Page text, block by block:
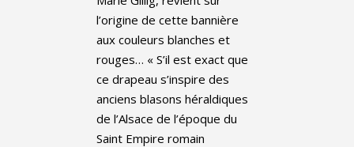
l’origine de cette bannière
aux couleurs blanches et
rouges… « S’il est exact que
ce drapeau s’inspire des
anciens blasons héraldiques
de l’Alsace de l’époque du
Saint Empire romain